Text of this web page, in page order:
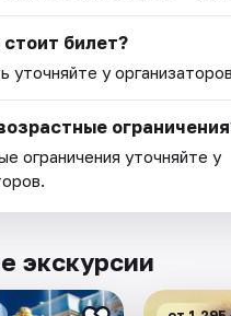
билет?
уточняйте у
ограничения уточняйте у
экскурсии